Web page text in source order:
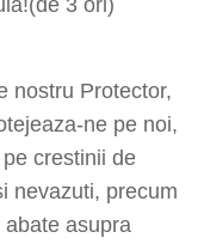
nostru Protector,
ne pe noi,
crestinii de
nevazuti, precum
asupra